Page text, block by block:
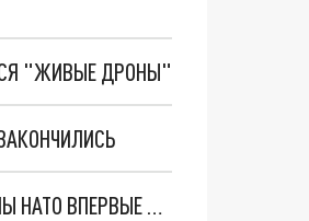
"ЖИВЫЕ ДРОНЫ"
"ОЧЕНЬ ПЛОХИЕ НОВОСТИ": БОЛЬШАЯ ОШИБКА PALANTIR В РОССИИ. СТРАНЫ НАТО ВПЕРВЫЕ ЗА СВО ОСТАНОВИЛИ ПОСТАВКИ ОРУЖИЯ. ВСУ ТЕРЯЮТ ПРИГРАНИЧЬЕ?